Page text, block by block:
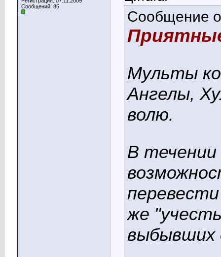
Сообщений: 85
Сообщение
Мульты
Ангелы,
волю.
В
же
выбывших